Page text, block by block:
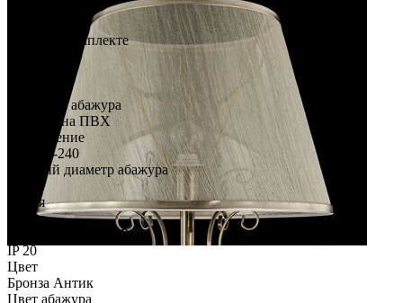
Лампы в комплекте
Материал абажура
Органза на ПВХ
Напряжение
AC 220-240
Нижний диаметр абажура
Серия
Driana
Степень защиты, IP
IP 20
Цвет
Бронза Антик
Цвет абажура